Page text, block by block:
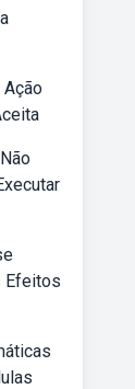
Ação
Efeitos